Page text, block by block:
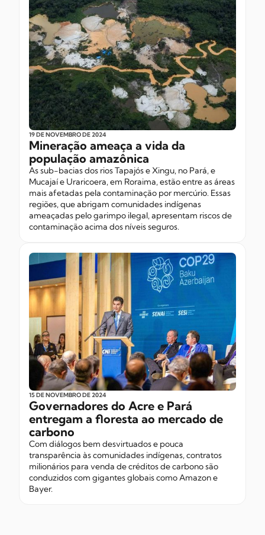
19 DE NOVEMBRODE 2024
Mineração ameaça a vida da
população amazônica
As sub-bacias dos rios Tapajós e Xingu, no Pará, e
Mucajaí e Uraricoera, em Roraima, estão entre as áreas
mais afetadas pela contaminação por mercúrio. Essas
regiões, que abrigam comunidades indígenas
ameaçadas pelo garimpo ilegal, apresentam riscos de
contaminação acima dos níveis seguros.
15 DE NOVEMBRODE 2024
Governadores do Acre e Pará
entregam a floresta ao mercado de
carbono
Com diálogos bem desvirtuados e pouca
transparência às comunidades indígenas, contratos
milionários para venda de créditos de carbono são
conduzidos com gigantes globais como Amazon e
Bayer.